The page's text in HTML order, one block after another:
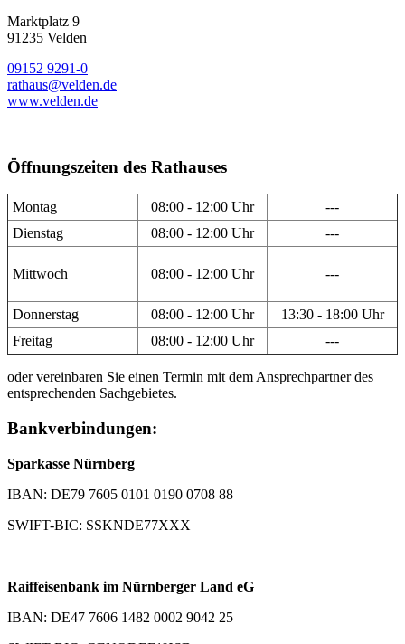
Marktplatz 9
91235 Velden
09152 9291-0
rathaus@velden.de
www.velden.de
Öffnungszeiten des Rathauses
Montag 08:00 - 12:00 Uhr
---
Dienstag
08:00 - 12:00 Uhr ---
Mittwoch 08:00 - 12:00 Uhr ---
Donnerstag 08:00 - 12:00 Uhr
13:30 - 18:00 Uhr
Freitag
08:00 - 12:00 Uhr ---
oder vereinbaren Sie einen Termin mit dem Ansprechpartner des
entsprechenden Sachgebietes.
Bankverbindungen:
Sparkasse Nürnberg
IBAN: DE79 7605 0101 0190 0708 88
SWIFT-BIC: SSKNDE77XXX
Raiffeisenbank im Nürnberger Land eG
IBAN: DE47 7606 1482 0002 9042 25